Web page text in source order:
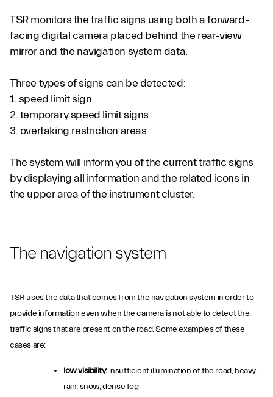
TSR monitors the traffic signs using both a forward-
facing digital camera placed behind the rear-view
mirror and the navigation system data.
Three types of signs can be detected:
1. speed limit sign
2. temporary speed limit signs
3. overtaking restriction areas
The system will inform you of the current traffic signs
by displaying all information and the related icons in
the upper area of the instrument cluster.
The navigation system
TSR uses the data that comes from the navigation system in order to
provide information even when the camera is not able to detect the
traffic signs that are present on the road. Some examples of these
cases are:
low visibility: insufficient illumination of the road, heavy
rain, snow, dense fog